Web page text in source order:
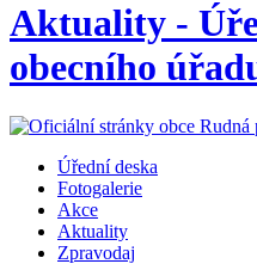
Aktuality -
obecního
Úřední deska
Fotogalerie
Akce
Aktuality
Zpravodaj